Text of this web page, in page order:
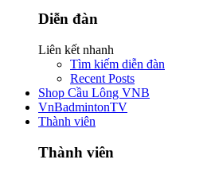
Diễn đàn
Liên kết nhanh
Tìm kiếm diễn đàn
Recent Posts
Shop Cầu Lông VNB
VnBadmintonTV
Thành viên
Thành viên